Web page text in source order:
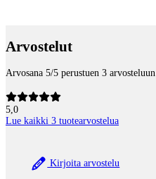
Arvostelut
Arvosana 5/5 perustuen 3 arvosteluun
5,0
Lue kaikki 3 tuotearvostelua
Kirjoita arvostelu